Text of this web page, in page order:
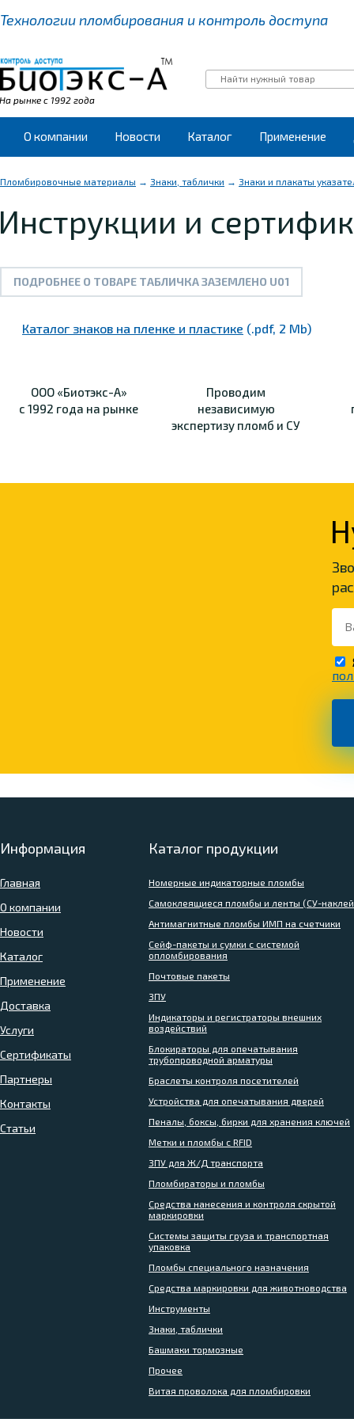
Технологии пломбирования и контроль доступа
На рынке с 1992 года
О компании Новости Каталог Применение
Пломбировочные материалы → Знаки, таблички → Знаки и плакаты
и
ПОДРОБНЕЕ О ТОВАРЕ ТАБЛИЧКА ЗАЗЕМЛЕНО U01
Каталог знаков на пленке и пластике (.pdf, 2 Mb)
ООО «Биотэкс-А»
с 1992 года на рынке
Проводим
независимую
экспертизу пломб и СУ
Информация
Главная
О компании
Новости
Каталог
Применение
Доставка
Услуги
Сертификаты
Партнеры
Контакты
Статьи
Каталог продукции
Номерные индикаторные пломбы
Самоклеящиеся пломбы и ленты (СУ-
Антимагнитные пломбы ИМП на счетчики
Сейф-пакеты и сумки с системой
опломбирования
Почтовые пакеты
ЗПУ
Индикаторы и регистраторы внешних
воздействий
Блокираторы для опечатывания
трубопроводной арматуры
Браслеты контроля посетителей
Устройства для опечатывания дверей
Пеналы, боксы, бирки для хранения ключей
Метки и пломбы с RFID
ЗПУ для Ж/Д транспорта
Пломбираторы и пломбы
Средства нанесения и контроля скрытой
маркировки
Системы защиты груза и транспортная
упаковка
Пломбы специального назначения
Средства маркировки для животноводства
Инструменты
Знаки, таблички
Башмаки тормозные
Прочее
Витая проволока для пломбировки